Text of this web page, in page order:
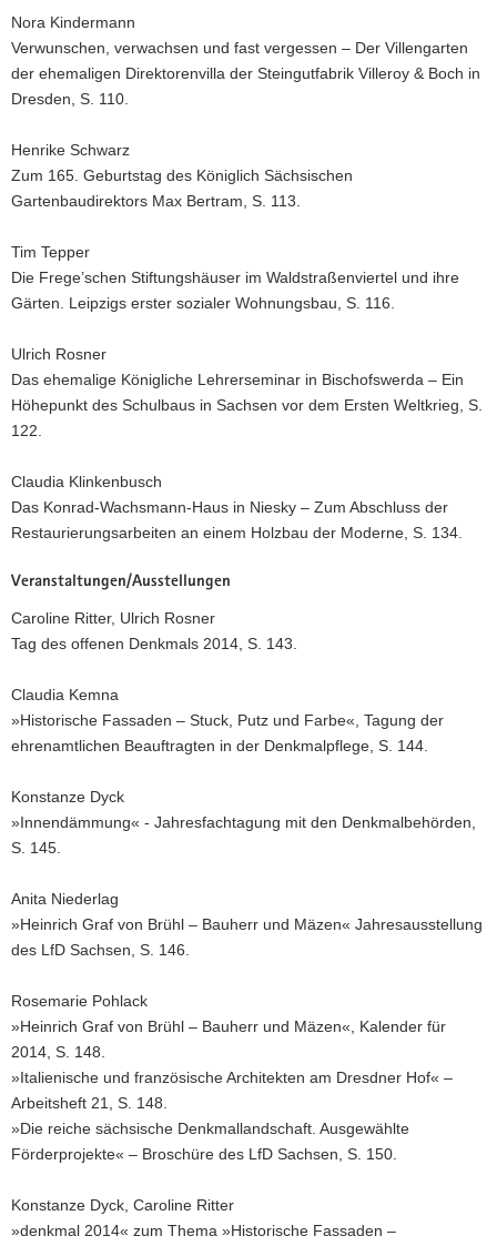
Nora Kindermann
Verwunschen, verwachsen und fast vergessen – Der Villengarten
der ehemaligen Direktorenvilla der Steingutfabrik Villeroy & Boch in
Dresden, S. 110.
Henrike Schwarz
Zum 165. Geburtstag des Königlich Sächsischen
Gartenbaudirektors Max Bertram, S. 113.
Tim Tepper
Die Frege’schen Stiftungshäuser im Waldstraßenviertel und ihre
Gärten. Leipzigs erster sozialer Wohnungsbau, S. 116.
Ulrich Rosner
Das ehemalige Königliche Lehrerseminar in Bischofswerda – Ein
Höhepunkt des Schulbaus in Sachsen vor dem Ersten Weltkrieg, S.
122.
Claudia Klinkenbusch
Das Konrad-Wachsmann-Haus in Niesky – Zum Abschluss der
Restaurierungsarbeiten an einem Holzbau der Moderne, S. 134.
Veranstaltungen/Ausstellungen
Caroline Ritter, Ulrich Rosner
Tag des offenen Denkmals 2014, S. 143.
Claudia Kemna
»Historische Fassaden – Stuck, Putz und Farbe«, Tagung der
ehrenamtlichen Beauftragten in der Denkmalpflege, S. 144.
Konstanze Dyck
»Innendämmung« - Jahresfachtagung mit den Denkmalbehörden,
S. 145.
Anita Niederlag
»Heinrich Graf von Brühl – Bauherr und Mäzen« Jahresausstellung
des LfD Sachsen, S. 146.
Rosemarie Pohlack
»Heinrich Graf von Brühl – Bauherr und Mäzen«, Kalender für
2014, S. 148.
»Italienische und französische Architekten am Dresdner Hof« –
Arbeitsheft 21, S. 148.
»Die reiche sächsische Denkmallandschaft. Ausgewählte
Förderprojekte« – Broschüre des LfD Sachsen, S. 150.
Konstanze Dyck, Caroline Ritter
»denkmal 2014« zum Thema »Historische Fassaden –